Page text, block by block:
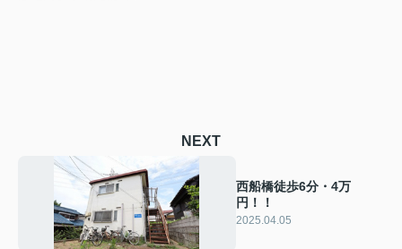
NEXT
西船橋徒歩6分・4万
円！！
2025.04.05